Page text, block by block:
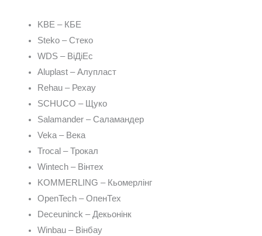
KBE – КБЕ
Steko – Стеко
WDS – ВіДіЕс
Aluplast – Алупласт
Rehau – Рехау
SCHUCO – Щуко
Salamander – Саламандер
Veka – Века
Trocal – Трокал
Wintech – Вінтех
KOMMERLING – Кьомерлінг
OpenTech – ОпенТех
Deceuninck – Декьонінк
Winbau – Вінбау